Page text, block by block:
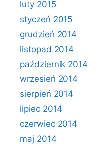
luty 2015
styczeń 2015
grudzień 2014
listopad 2014
październik 2014
wrzesień 2014
sierpień 2014
lipiec 2014
czerwiec 2014
maj 2014